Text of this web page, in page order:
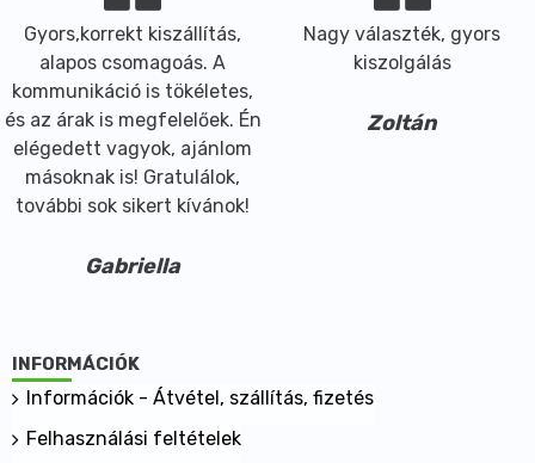
Gyors,korrekt kiszállítás,
alapos csomagoás. A
kommunikáció is tökéletes,
és az árak is megfelelőek. Én
elégedett vagyok, ajánlom
másoknak is! Gratulálok,
további sok sikert kívánok!
Gabriella
Nagy választék, gyors
kiszolgálás
Zoltán
INFORMÁCIÓK
Információk - Átvétel, szállítás, fizetés
Felhasználási feltételek